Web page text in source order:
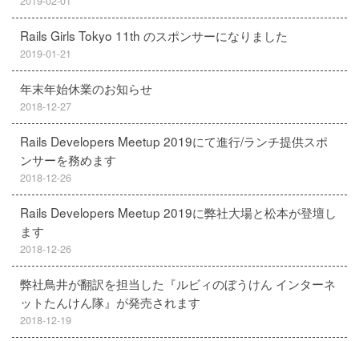
Rails Girls Tokyo 11th のスポンサーになりました
2019-01-21
年末年始休業のお知らせ
2018-12-27
Rails Developers Meetup 2019にて進行/ランチ提供スポ
ンサーを務めます
2018-12-26
Rails Developers Meetup 2019に弊社大場と松本が登壇し
ます
2018-12-26
弊社鳥井が翻訳を担当した『ルビィのぼうけん インターネ
ットたんけん隊』が発売されます
2018-12-19